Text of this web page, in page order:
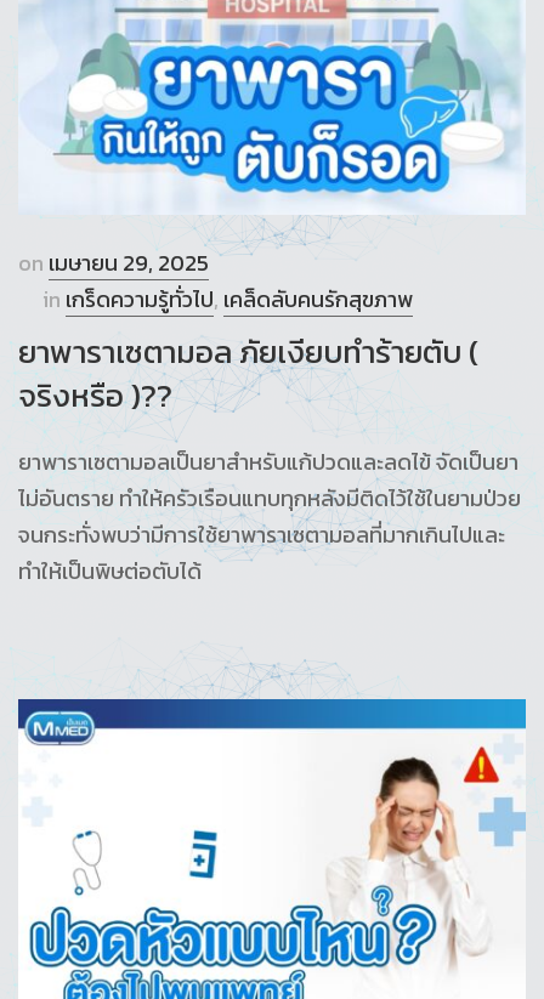
on เมษายน 29, 2025
in เกร็ดความรู้ทั่วไป, เคล็ดลับคนรักสุขภาพ
ยาพาราเซตามอล ภัยเงียบทำร้ายตับ (
จริงหรือ )??
ยาพาราเซตามอลเป็นยาสำหรับแก้ปวดและลดไข้ จัดเป็นยา
ไม่อันตราย ทำให้ครัวเรือนแทบทุกหลังมีติดไว้ใช้ในยามป่วย
จนกระทั่งพบว่ามีการใช้ยาพาราเซตามอลที่มากเกินไปและ
ทำให้เป็นพิษต่อตับได้